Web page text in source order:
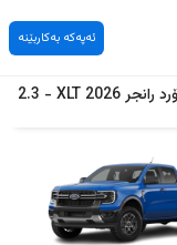
ئەپەکە بەکاربێنە
رانجر2026
XLT
-
2.3